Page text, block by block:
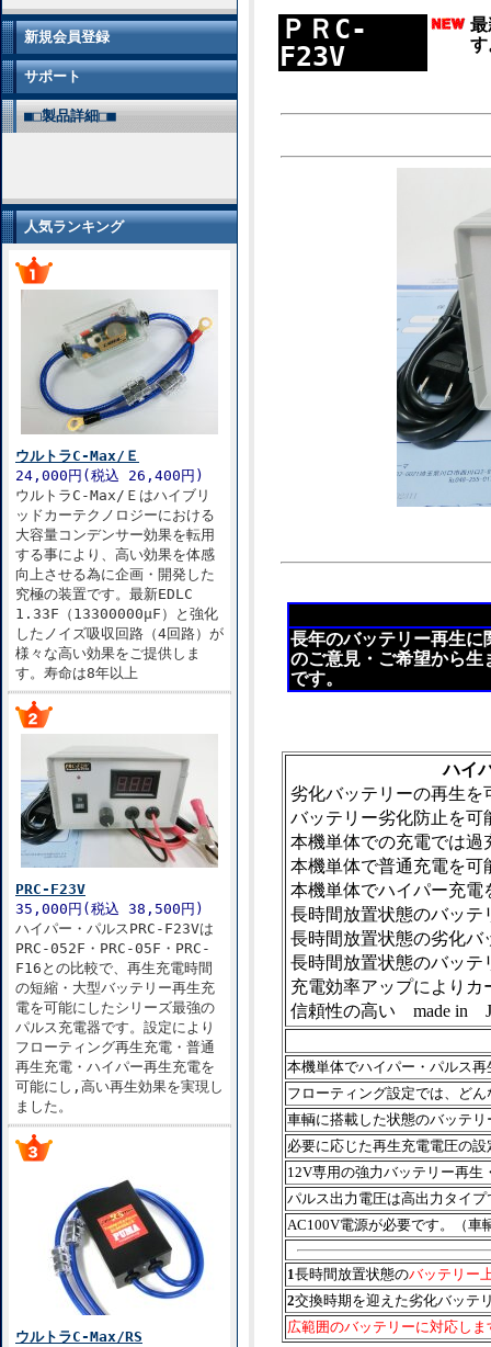
新規会員登録
サポート
■□製品詳細□■
人気ランキング
ウルトラC-Max/Ｅ
24,000円(税込 26,400円)
ウルトラC-Max/Ｅはハイブリ
ッドカーテクノロジーにおける
大容量コンデンサー効果を転用
する事により、高い効果を体感
向上させる為に企画・開発した
究極の装置です。最新EDLC
1.33F（13300000μF）と強化
したノイズ吸収回路（4回路）が
様々な高い効果をご提供しま
す。寿命は8年以上
PRC-F23V
35,000円(税込 38,500円)
ハイパー・パルスPRC-F23Vは
PRC-052F・PRC-05F・PRC-
F16との比較で、再生充電時間
の短縮・大型バッテリー再生充
電を可能にしたシリーズ最強の
パルス充電器です。設定により
フローティング再生充電・普通
再生充電・ハイパー再生充電を
可能にし,高い再生効果を実現し
ました。
ウルトラC-Max/RS
ＰＲC-
F23V
す
長年のバッテリー再生に
のご意見・ご希望から生
です。
ハイ
劣化バッテリーの再生を
バッテリー劣化防止を可
本機単体での充電では過
本機単体で普通充電を可
本機単体でハイパー充電
長時間放置状態のバッテ
長時間放置状態の劣化バ
長時間放置状態のバッテ
充電効率アップにより カ
信頼性の高い made in
本機単体でハイパー・パルス
フローティング設定では、ど
車輌に搭載した状態のバッテ
必要に応じた再生充電電圧の
12V専用の強力バッテリー再生
パルス出力電圧は高出力タイプ
AC100V電源が必要です。（車
1長時間放置状態のバッテリー
2交換時期を迎えた劣化バッテ
広範囲のバッテリーに対応し